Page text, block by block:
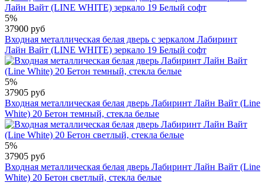
5%
37900 руб
Входная металлическая белая дверь с зеркалом Лабиринт
Лайн Вайт (LINE WHITE) зеркало 19 Белый софт
5%
37905 руб
Входная металлическая белая дверь Лабиринт Лайн Вайт (Line
White) 20 Бетон темный, стекла белые
5%
37905 руб
Входная металлическая белая дверь Лабиринт Лайн Вайт (Line
White) 20 Бетон светлый, стекла белые